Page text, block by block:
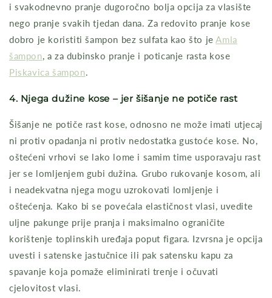
i svakodnevno pranje dugoročno bolja opcija za vlasište
nego pranje svakih tjedan dana. Za redovito pranje kose
dobro je koristiti šampon bez sulfata kao što jeAmla
šampon, a za dubinsko pranje i poticanje rasta kose
Piskavica šampon.
4. Njega dužine kose – jer šišanje ne potiče rast
Šišanje ne potiče rast kose, odnosno ne može imati utjecaj
ni protiv opadanja ni protiv nedostatka gustoće kose. No,
oštećeni vrhovi se lako lome i samim time usporavaju rast
jer se lomljenjem gubi dužina. Grubo rukovanje kosom, ali
i neadekvatna njega mogu uzrokovati lomljenje i
oštećenja. Kako bi se povećala elastičnost vlasi, uvedite
uljne pakunge prije pranja i maksimalno ograničite
korištenje toplinskih uređaja poput figara. Izvrsna je opcija
uvesti i satenske jastučnice ili pak satensku kapu za
spavanje koja pomaže eliminirati trenje i očuvati
cjelovitost vlasi.